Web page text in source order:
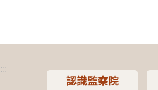
:::
認識監察院